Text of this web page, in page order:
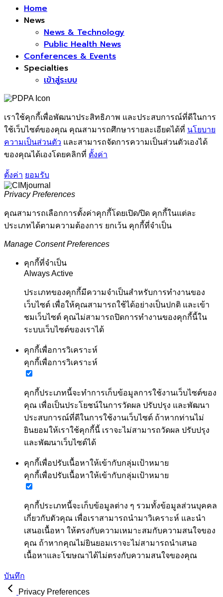
Home
News
News & Technology
Public Health News
Conferences & Events
Specialties
เข้าสู่ระบบ
เราใช้คุกกี้เพื่อพัฒนาประสิทธิภาพ และประสบการณ์ที่ดีในการ
ใช้เว็บไซต์ของคุณ คุณสามารถศึกษารายละเอียดได้ที่ นโยบาย
ความเป็นส่วนตัว และสามารถจัดการความเป็นส่วนตัวเองได้
ของคุณได้เองโดยคลิกที่ ตั้งค่า
ตั้งค่า ยอมรับ
Privacy Preferences
คุณสามารถเลือกการตั้งค่าคุกกี้โดยเปิด/ปิด คุกกี้ในแต่ละ
ประเภทได้ตามความต้องการ ยกเว้น คุกกี้ที่จำเป็น
Manage Consent Preferences
คุกกี้ที่จำเป็น
Always Active
ประเภทของคุกกี้มีความจำเป็นสำหรับการทำงานของ
เว็บไซต์ เพื่อให้คุณสามารถใช้ได้อย่างเป็นปกติ และเข้า
ชมเว็บไซต์ คุณไม่สามารถปิดการทำงานของคุกกี้นี้ใน
ระบบเว็บไซต์ของเราได้
คุกกี้เพื่อการวิเคราะห์
คุกกี้เพื่อการวิเคราะห์
คุกกี้ประเภทนี้จะทำการเก็บข้อมูลการใช้งานเว็บไซต์ของ
คุณ เพื่อเป็นประโยชน์ในการวัดผล ปรับปรุง และพัฒนา
ประสบการณ์ที่ดีในการใช้งานเว็บไซต์ ถ้าหากท่านไม่
ยินยอมให้เราใช้คุกกี้นี้ เราจะไม่สามารถวัดผล ปรับปรุง
และพัฒนาเว็บไซต์ได้
คุกกี้เพื่อปรับเนื้อหาให้เข้ากับกลุ่มเป้าหมาย
คุกกี้เพื่อปรับเนื้อหาให้เข้ากับกลุ่มเป้าหมาย
คุกกี้ประเภทนี้จะเก็บข้อมูลต่าง ๆ รวมทั้งข้อมูลส่วนบุคคล
เกี่ยวกับตัวคุณ เพื่อเราสามารถนำมาวิเคราะห์ และนำ
เสนอเนื้อหา ให้ตรงกับความเหมาะสมกับความสนใจของ
คุณ ถ้าหากคุณไม่ยินยอมเราจะไม่สามารถนำเสนอ
เนื้อหาและโฆษณาได้ไม่ตรงกับความสนใจของคุณ
บันทึก
Privacy Preferences